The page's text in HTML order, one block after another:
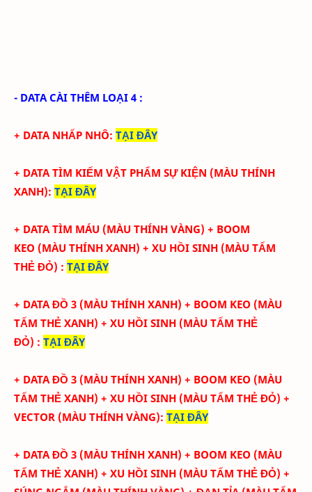
- DATA CÀI THÊM LOẠI 4 :
+ DATA NHẤP NHÔ: TẠI ĐÂY
+ DATA TÌM KIẾM VẬT PHẨM SỰ KIỆN (MÀU THÍNH
XANH): TẠI ĐÂY
+ DATA TÌM MÁU (MÀU THÍNH VÀNG) + BOOM
KEO (MÀU THÍNH XANH) + XU HỒI SINH (MÀU TẤM
THẺ ĐỎ) : TẠI ĐÂY
+ DATA ĐỒ 3 (MÀU THÍNH XANH) + BOOM KEO (MÀU
TẤM THẺ XANH) + XU HỒI SINH (MÀU TẤM THẺ
ĐỎ) : TẠI ĐÂY
+ DATA ĐỒ 3 (MÀU THÍNH XANH) + BOOM KEO (MÀU
TẤM THẺ XANH) + XU HỒI SINH (MÀU TẤM THẺ ĐỎ) +
VECTOR (MÀU THÍNH VÀNG): TẠI ĐÂY
+ DATA ĐỒ 3 (MÀU THÍNH XANH) + BOOM KEO (MÀU
TẤM THẺ XANH) + XU HỒI SINH (MÀU TẤM THẺ ĐỎ) +